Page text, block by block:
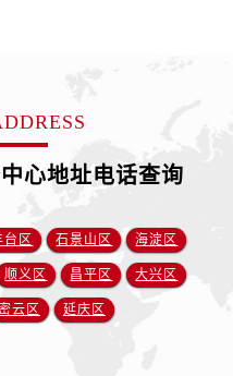
心地址电话查询
台区 石景山区 海淀区
顺义区 昌平区 大兴区
云区 延庆区